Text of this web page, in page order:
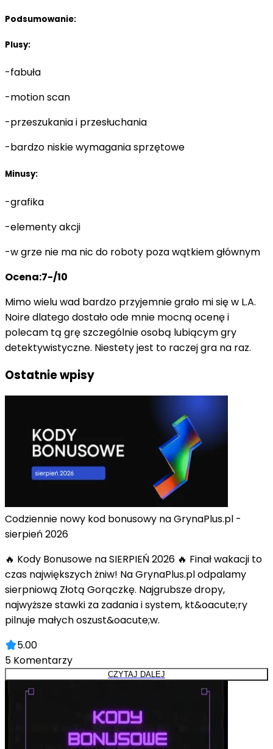
Podsumowanie:
Plusy:
-fabuła
-motion scan
-przeszukania i przesłuchania
-bardzo niskie wymagania sprzętowe
Minusy:
-grafika
-elementy akcji
-w grze nie ma nic do roboty poza wątkiem głównym
Ocena:7-/10
Mimo wielu wad bardzo przyjemnie grało mi się w L.A.
Noire dlatego dostało ode mnie mocną ocenę i
polecam tą grę szczególnie osobą lubiącym gry
detektywistyczne. Niestety jest to raczej gra na raz.
Ostatnie wpisy
Codziennie nowy kod bonusowy na GrynaPlus.pl -
sierpień 2026
🔥 Kody Bonusowe na SIERPIEŃ 2026 🔥 Finał wakacji to
czas największych żniw! Na GrynaPlus.pl odpalamy
sierpniową Złotą Gorączkę. Najgrubsze dropy,
najwyższe stawki za zadania i system, kt&oacute;ry
pilnuje małych oszust&oacute;w.
5.00
5 Komentarzy
CZYTAJ DALEJ